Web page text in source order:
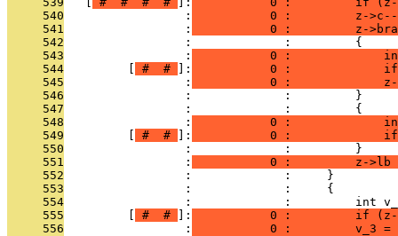
     540
                 :
0 :         z-
     541
                 :
0 :         z-
     542
                 :             :         {
     543
                 :
0 :
     544
# # ]:
0 :
     545
                 :
0 :
     546
                 :             :         }
     547
                 :             :         {
     548
                 :
0 :
     549
# # ]:
0 :
     550
                 :             :         }
     551
                 :
0 :         z->lb
     552
                 :             :     }
     553
                 :             :     {
     554
:             :         int
     555
# # ]:
0 :         if
     556
                 :
0 :         v_3 =